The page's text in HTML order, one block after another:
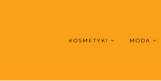
KOSMETYKI MODA